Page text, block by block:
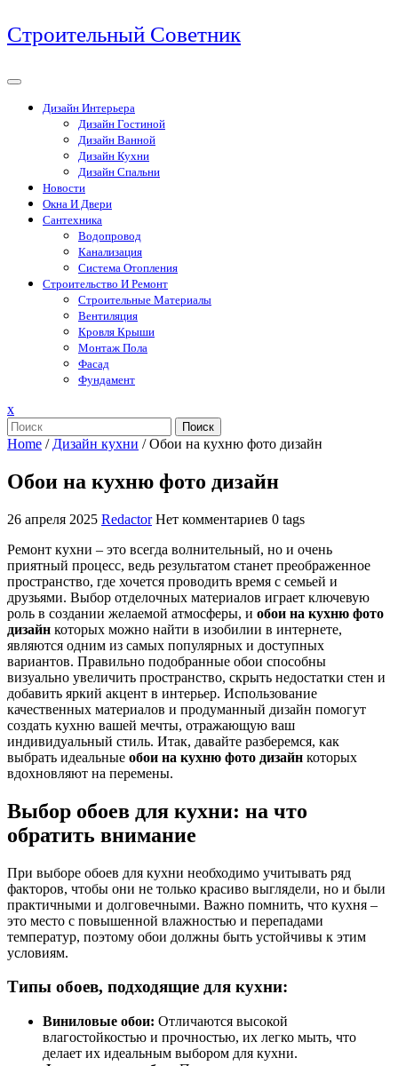
Перейти
к
Строительный Советник
Дизайн Интерьера
Дизайн Гостиной
Дизайн Ванной
Дизайн Кухни
Дизайн Спальни
Новости
Окна И Двери
Сантехника
Водопровод
Канализация
Система Отопления
Строительство И Ремонт
Строительные Материалы
Вентиляция
Кровля Крыши
Монтаж Пола
Фасад
Фундамент
xЗакрыть
меню
Поиск
Home / Дизайн кухни /Обои на кухню фото дизайн
Обои на кухню фото дизайн
26 апреля 2025 Redactor Нет комментариев 0 tags
Ремонт кухни – это всегда волнительный, но и очень
приятный процесс, ведь результатом станет преображенное
пространство, где хочется проводить время с семьей и
друзьями. Выбор отделочных материалов играет ключевую
роль в создании желаемой атмосферы, и обои на кухню фото
дизайн которых можно найти в изобилии в интернете,
являются одним из самых популярных и доступных
вариантов. Правильно подобранные обои способны
визуально увеличить пространство, скрыть недостатки стен и
добавить яркий акцент в интерьер. Использование
качественных материалов и продуманный дизайн помогут
создать кухню вашей мечты, отражающую ваш
индивидуальный стиль. Итак, давайте разберемся, как
выбрать идеальные обои на кухню фото дизайн которых
вдохновляют на перемены.
Выбор обоев для кухни: на что
обратить внимание
При выборе обоев для кухни необходимо учитывать ряд
факторов, чтобы они не только красиво выглядели, но и были
практичными и долговечными. Важно помнить, что кухня –
это место с повышенной влажностью и перепадами
температур, поэтому обои должны быть устойчивы к этим
условиям.
Типы обоев, подходящие для кухни:
Виниловые обои: Отличаются высокой
влагостойкостью и прочностью, их легко мыть, что
делает их идеальным выбором для кухни.